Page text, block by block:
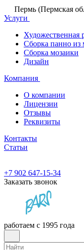
Пермь (Пермская
Услуги
Художественная
Сборка панно из
Сборка мозаики
Дизайн
Компания
О компании
Лицензии
Отзывы
Реквизиты
Контакты
Статьи
+7 902 647-15-34
Заказать звонок
работаем с 1995 года